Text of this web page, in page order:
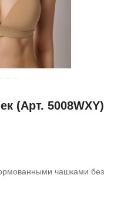
(Арт. 5008WXY)
чашками без